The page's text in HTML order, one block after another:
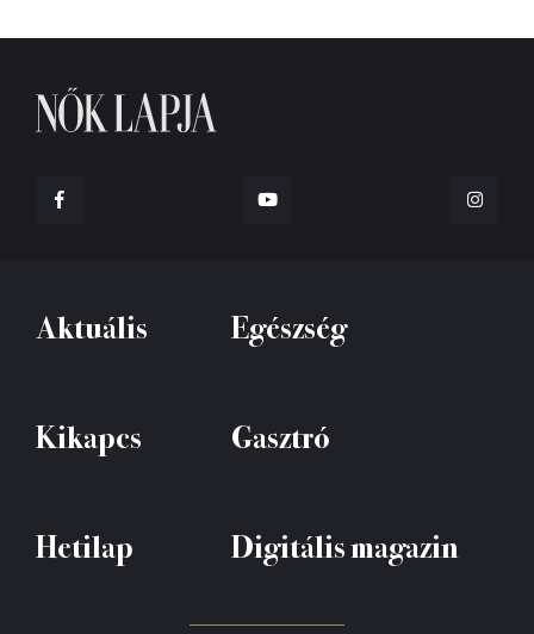
Aktuális Egészség
Kikapcs Gasztró
Hetilap Digitális magazin